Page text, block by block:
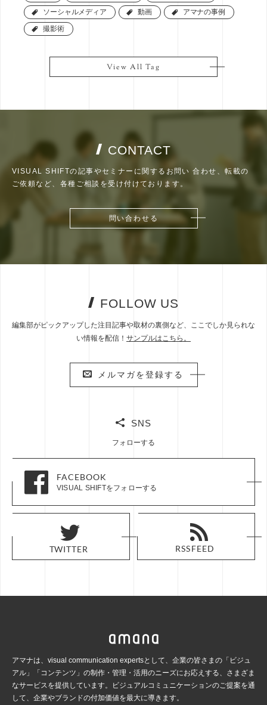
ソーシャルメディア
ソーシャルメディア 動画
動画 アマナの事例
アマナの事例
撮影術
撮影術
View All Tag
View All Tag
CONTACT
VISUAL SHIFTの記事やセミナーに関するお問い 合わせ、転載の
ご依頼など、各種ご相談を受け付けております。
問い合わせる
問い合わせる
FOLLOW US
編集部がピックアップした注目記事や取材の裏側など、ここでしか見られな
い情報を配信！ サンプルはこちら。
メルマガを登録する
メルマガを登録する
SNS
フォローする
FACEBOOK
VISUAL SHIFTをフォローする
FACEBOOK
VISUAL SHIFTをフォローする
TWITTER
TWITTER RSS FEED
RSS FEED
アマナは、visual communication expertsとして、企業の皆さまの「ビジュ
アル」「コンテンツ」の制作・管理・活用のニーズにお応えする、さまざま
なサービスを提供しています。ビジュアルコミュ ニケーションのご提案を通
して、企業やブランドの付加価値を最大に導きます。